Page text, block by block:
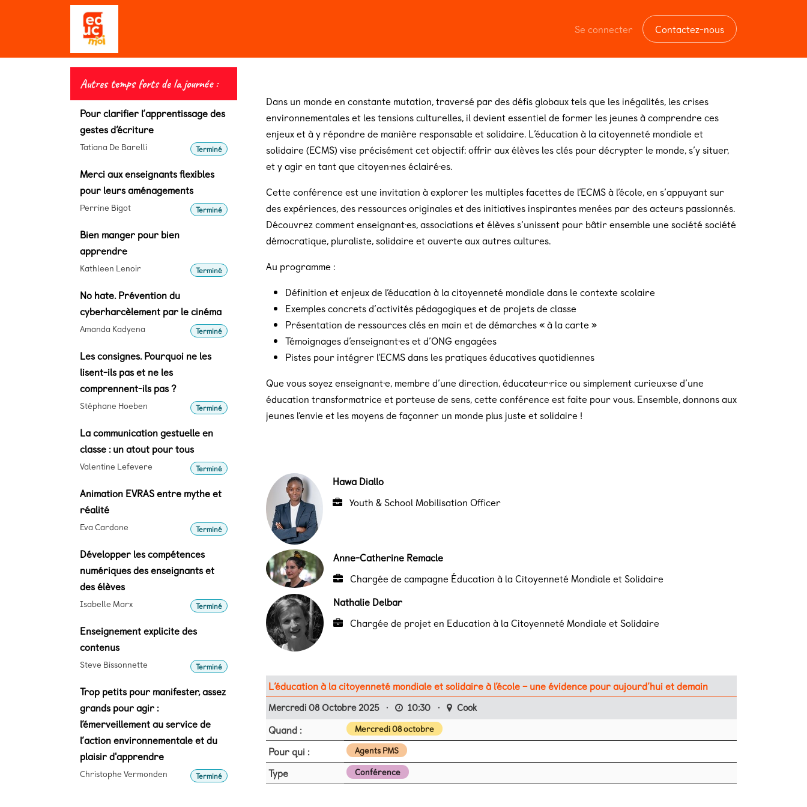
Se rendre au contenu
Se connecter Contactez-nous
Autres temps forts de la journée :
Pour clarifier l’apprentissage des
gestes d’écriture
Tatiana De Barelli Terminé
Merci aux enseignants flexibles
pour leurs aménagements
Perrine Bigot Terminé
Bien manger pour bien
apprendre
Kathleen Lenoir Terminé
No hate. Prévention du
cyberharcèlement par le cinéma
Amanda Kadyena Terminé
Les consignes. Pourquoi ne les
lisent-ils pas et ne les
comprennent-ils pas ?
Stéphane Hoeben Terminé
La communication gestuelle en
classe : un atout pour tous
Valentine Lefevere Terminé
Animation EVRAS entre mythe et
réalité
Eva Cardone Terminé
Développer les compétences
numériques des enseignants et
des élèves
Isabelle Marx Terminé
Enseignement explicite des
contenus
Steve Bissonnette Terminé
Trop petits pour manifester, assez
grands pour agir :
l’émerveillement au service de
l’action environnementale et du
plaisir d'apprendre
Christophe Vermonden Terminé
Dans un monde en constante mutation, traversé par des défis globaux tels que les inégalités, les crises
environnementales et les tensions culturelles, il devient essentiel de former les jeunes à comprendre ces
enjeux et à y répondre de manière responsable et solidaire. L’éducation à la citoyenneté mondiale et
solidaire (ECMS) vise précisément cet objectif: offrir aux élèves les clés pour décrypter le monde, s’y situer,
et y agir en tant que citoyen·nes éclairé·es.
Cette conférence est une invitation à explorer les multiples facettes de l’ECMS à l’école, en s’appuyant sur
des expériences, des ressources originales et des initiatives inspirantes menées par des acteurs passionnés.
Découvrez comment enseignant·es, associations et élèves s’unissent pour bâtir ensemble une société société
démocratique, pluraliste, solidaire et ouverte aux autres cultures.
Au programme :
Définition et enjeux de l’éducation à la citoyenneté mondiale dans le contexte scolaire
Exemples concrets d’activités pédagogiques et de projets de classe
Présentation de ressources clés en main et de démarches « à la carte »
Témoignages d’enseignant·es et d’ONG engagées
Pistes pour intégrer l’ECMS dans les pratiques éducatives quotidiennes
Que vous soyez enseignant·e, membre d’une direction, éducateur·rice ou simplement curieux·se d’une
éducation transformatrice et porteuse de sens, cette conférence est faite pour vous. Ensemble, donnons aux
jeunes l’envie et les moyens de façonner un monde plus juste et solidaire !
Hawa Diallo
Youth & School Mobilisation Officer
Anne-Catherine Remacle
Chargée de campagne Éducation à la Citoyenneté Mondiale et Solidaire
Nathalie Delbar
Chargée de projet en Education à la Citoyenneté Mondiale et Solidaire
L’éducation à la citoyenneté mondiale et solidaire à l’école – une évidence pour aujourd’hui et demain
Mercredi 08 Octobre 2025 · 10:30 · Cook
Quand : Mercredi 08 octobre
Pour qui : Agents PMS
Type Conférence